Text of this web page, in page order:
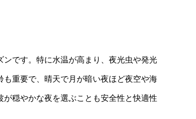
です。特に水温が高まり、夜光虫や発光
重要で、晴天で月が暗い夜ほど夜空や海
穏やかな夜を選ぶことも安全性と快適性